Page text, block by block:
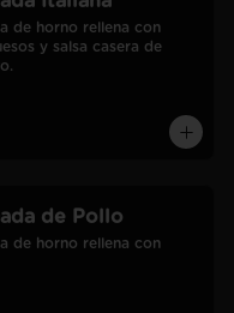
de horno rellena con
y salsa casera de
de Pollo
de horno rellena con